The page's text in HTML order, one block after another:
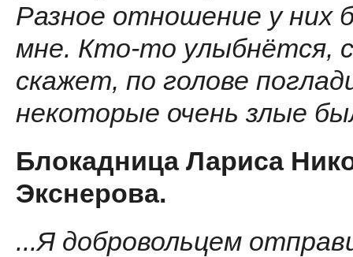
Разное отношение у них
мне. Кто-то улыбнётся,
скажет, по голове
некоторые очень злые
Блокадница Лариса
Экснерова.
...Я добровольцем